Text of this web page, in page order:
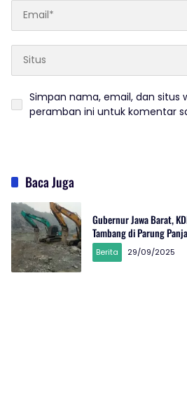
Simpan nama, email, dan situs
peramban ini untuk komentar
Baca Juga
Gubernur Jawa Barat,
Tambang di Parung
Berita 29/09/2025